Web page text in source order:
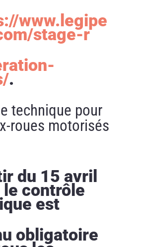
www.legipe
stage-r
.
technique pour
roues motorisés
du 15 avril
contrôle
est
obligatoire